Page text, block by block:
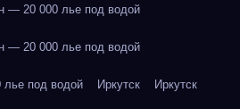
— 20 000 лье под водой
— 20 000 лье под водой
под водой Иркутск Иркутск